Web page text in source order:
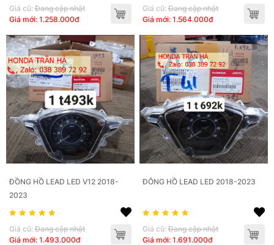
Giá cũ: Đang cập nhật
Giá mới: 1.258.000đ
Giá cũ: Đang cập nhật
Giá mới: 1.564.000đ
ĐỒNG HỒ LEAD LED V12 2018-
2023
Giá cũ: Đang cập nhật
Giá mới: 1.493.000đ
ĐÔNG HỒ LEAD LED 2018-2023
Giá cũ: Đang cập nhật
Giá mới: 1.691.000đ